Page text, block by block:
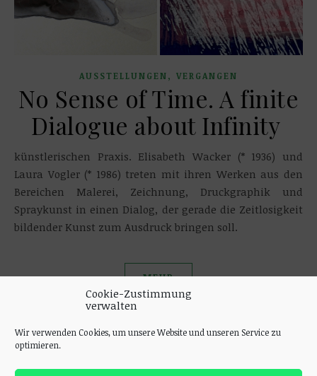
Cookie-Zustimmung
verwalten
Wir verwenden Cookies, um unsere Website und unseren Service zu
optimieren.
AUSSTELLUNGEN, VERGANGEN
No Sense of Time. A finite
Dialogue about Infinity
künstlerischen Praxis. Elisabeth Wacker (* 1936) und
Laura Vogler (* 1986) treten mit ihren Werken aus den
Bereichen Malerei, Zeichnung, Druckgraphik und
Spraykunst in einen Dialog, der gerade die Zeitlosigkeit
bildender Kunst zum Ausdruck bringen soll.
MEHR